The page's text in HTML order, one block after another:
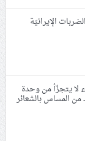
الضربات الإيرانيّة
يتجزّأ من وحدة
المساس بالشعائر